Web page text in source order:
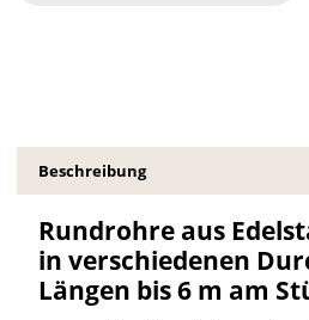
Beschreibung
Rundrohre aus
in verschiedenen
Längen bis 6 m am